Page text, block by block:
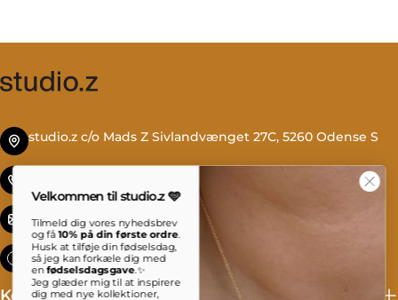
studio.z c/o Mads Z Sivlandvænget 27C, 5260 Odense S
info@studioz.dk
Mandag til torsdag: 8 - 16 Fredag: 8 - 15:30
Kollektioner
Velkommen til studio.z 🩵
Tilmeld dig vores nyhedsbrev
og få10% på din første ordre.
Husk at tilføje din fødselsdag,
så jeg kan forkæle dig med
enfødselsdagsgave.✨
Jeg glæder mig til at inspirere
dig med nye kollektioner,